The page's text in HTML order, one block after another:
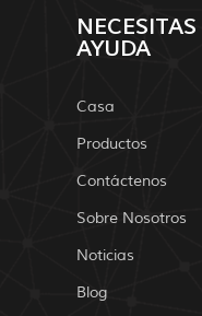
NECESITAS
AYUDA
Casa
Productos
Contáctenos
Sobre Nosotros
Noticias
Blog